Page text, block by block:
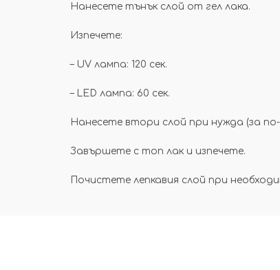
Нанесете тънък слой от гел лака.
Изпечете:
– UV лампа: 120 сек.
– LED лампа: 60 сек.
Нанесете втори слой при нужда (за
Завършете с топ лак и изпечете.
Почистете лепкавия слой при